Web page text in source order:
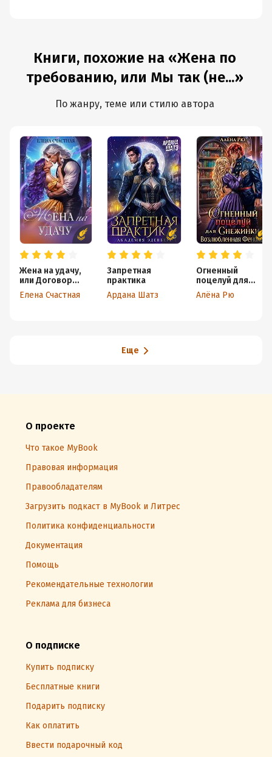
Книги, похожие на «Жена по
требованию, или Мы так (не...»
По жанру, теме или стилю автора
Жена на удачу,
или Договор
расторжению не
подлежит!
Елена Счастная
Запретная
практика
Ардана Шатз
Огненный
поцелуй для
Снежинки.
Возлюбленная
Алёна Рю
Еще
О проекте
Что такое MyBook
Правовая информация
Правообладателям
Загрузить подкаст в MyBook и Литрес
Политика конфиденциальности
Документация
Помощь
Рекомендательные технологии
Реклама для бизнеса
О подписке
Купить подписку
Бесплатные книги
Подарить подписку
Как оплатить
Ввести подарочный код